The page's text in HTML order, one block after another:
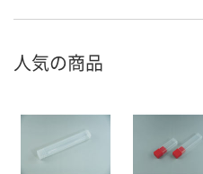
人気の商品